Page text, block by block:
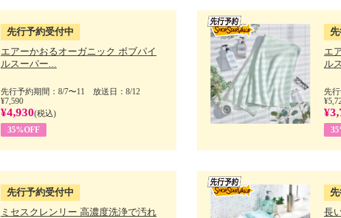
先行予約受付中
エアーかおるオーガニック ボブパイ
ルスーパー...
先行予約期間：8/7〜11 放送日：8/12
¥7,590
¥4,930(税込)
35%OFF
エ
ル
先
先行予約受付中
ミセスクレンリー 高濃度洗浄で汚れ
長